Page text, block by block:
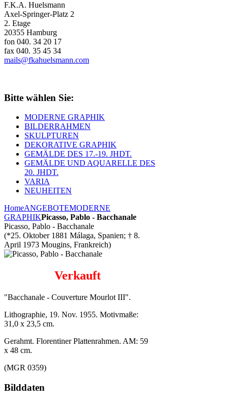
F.K.A. Huelsmann
Axel-Springer-Platz 2
2. Etage
20355 Hamburg
fon 040. 34 20 17
fax 040. 35 45 34
mails@fkahuelsmann.com
Bitte wählen Sie:
MODERNE GRAPHIK
BILDERRAHMEN
SKULPTUREN
DEKORATIVE GRAPHIK
GEMÄLDE DES 17.-19. JHDT.
GEMÄLDE UND AQUARELLE DES
20. JHDT.
VARIA
NEUHEITEN
HomeANGEBOTEMODERNE
GRAPHIKPicasso, Pablo - Bacchanale
Picasso, Pablo - Bacchanale
(*25. Oktober 1881 Málaga, Spanien; † 8.
April 1973 Mougins, Frankreich)
Verkauft
"Bacchanale - Couverture Mourlot III".
Lithographie, 19. Nov. 1955. Motivmaße:
31,0 x 23,5 cm.
Gerahmt. Florentiner Plattenrahmen. AM: 59
x 48 cm.
(MGR 0359)
Bilddaten